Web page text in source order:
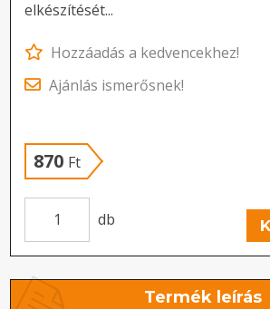
elkészítését...
Hozzáadás a kedvencekhez!
Ajánlás ismerősnek!
870 Ft
db
Termék leírás